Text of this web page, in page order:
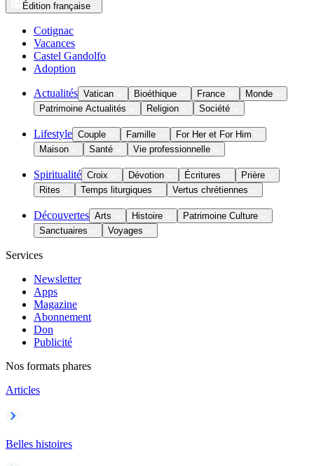
Édition française
Cotignac
Vacances
Castel Gandolfo
Adoption
Actualités Vatican Bioéthique France
Monde
Patrimoine Actualités
Religion Société
Lifestyle Couple Famille
For Her et For Him
Maison
Santé Vie professionnelle
Spiritualité Croix Dévotion Écritures
Prière
Rites
Temps liturgiques Vertus chrétiennes
Découvertes Arts Histoire
Patrimoine Culture
Sanctuaires
Voyages
Services
Newsletter
Apps
Magazine
Abonnement
Don
Publicité
Nos formats phares
Articles
Belles histoires